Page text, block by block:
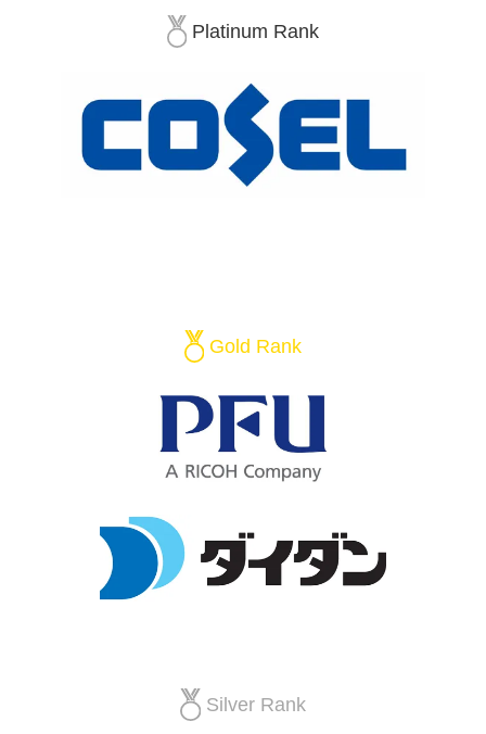
Platinum Rank
Gold Rank
Silver Rank